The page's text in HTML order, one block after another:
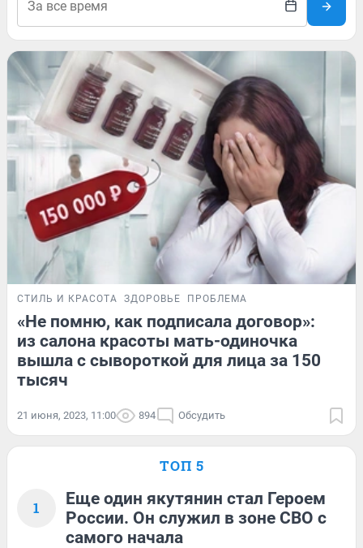
СТИЛЬ И КРАСОТА ЗДОРОВЬЕ ПРОБЛЕМА
«Не помню, как подписала договор»:
из салона красоты мать-одиночка
вышла с сывороткой для лица за 150
тысяч
21 июня, 2023, 11:00 894 Обсудить
ТОП 5
1
Еще один якутянин стал Героем
России. Он служил в зоне СВО с
самого начала